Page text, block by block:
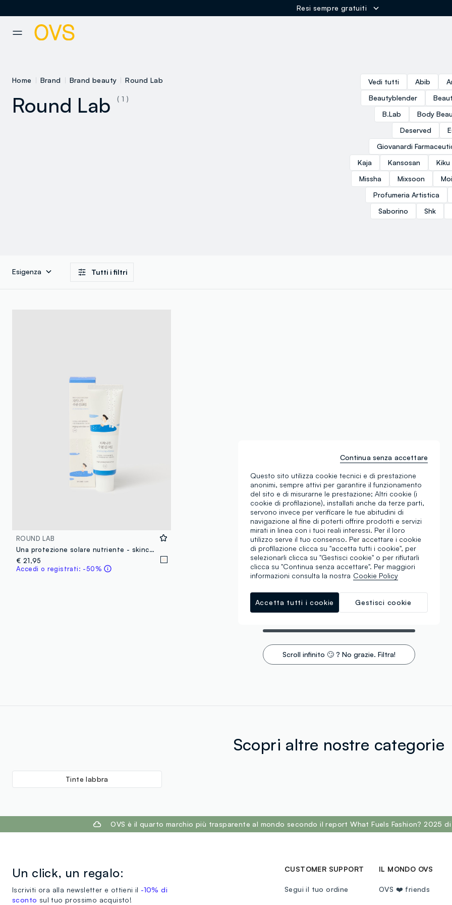
Resi sempre gratuiti
Home Brand Brand beauty Round Lab
Round Lab ( 1 )
Vedi tutti Abib
Beautyblender
B.Lab
Body
Deserved
Giovanardi
Kaja
Kansosan Kiku
Missha
Mixsoon
Profumeria Artistica
Saborino
Shk
Esigenza Tutti i filtri
ROUND LAB
Una protezione solare nutriente - skincare coreana
€ 21,95
Accedi o registrati: -50%
Scroll infinito 🙄 ? No grazie. Filtra!
Scopri altre nostre categorie
Tinte labbra
OVS è il quarto marchio più trasparente al mondo secondo il report What Fuels Fashion? 2025 di
Un click, un regalo:
Iscriviti ora alla newsletter e ottieni il -10% di
sconto sul tuo prossimo acquisto!
CUSTOMER SUPPORT
Segui il tuo ordine
IL MONDO OVS
OVS ❤️ friends
Questo sito utilizza cookie tecnici e di prestazione
anonimi, sempre attivi per garantire il funzionamento
del sito e di misurarne le prestazione; Altri cookie (i
cookie di profilazione), installati anche da terze parti,
servono invece per verificare le tue abitudini di
navigazione al fine di poterti offrire prodotti e servizi
mirati in linea con i tuoi reali interessi. Per il loro
utilizzo serve il tuo consenso. Per accettare i cookie
di profilazione clicca su "accetta tutti i cookie", per
selezionarli clicca su "Gestisci cookie" o per rifiutarli
clicca su "Continua senza accettare". Per maggiori
informazioni consulta la nostra Cookie Policy
Gestisci cookie
Accetta tutti i cookie
Continua senza accettare